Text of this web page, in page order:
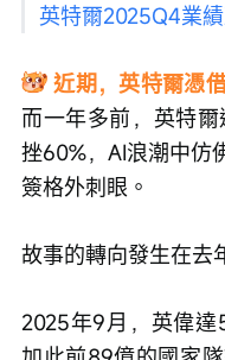
英特爾2025Q4業績
近期，英特爾憑
而一年多前，英特
挫60%，AI浪潮中仿
簽格外刺眼。
故事的轉向發生在
2025年9月，英偉